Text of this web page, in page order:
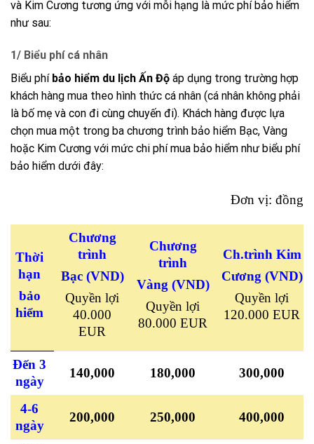
và Kim Cương tương ứng với mỗi hạng là mức phí bảo hiểm
như sau:
1/ Biểu phí cá nhân
Biểu phí bảo hiểm du lịch Ấn Độ áp dụng trong trường hợp
khách hàng mua theo hình thức cá nhân (cá nhân không phải
là bố mẹ và con đi cùng chuyến đi). Khách hàng được lựa
chọn mua một trong ba chương trình bảo hiểm Bạc, Vàng
hoặc Kim Cương với mức chi phí mua bảo hiểm như biểu phí
bảo hiểm dưới đây:
Đơn vị: đồng
Thời
hạn
bảo
hiểm
Chương
trình
Bạc (VND)
Quyền lợi
40.000
EUR
Chương
trình
Vàng (VND)
Quyền lợi
80.000 EUR
Ch.trình Kim
Cương (VND)
Quyền lợi
120.000 EUR
Đến 3
ngày
140,000 180,000 300,000
4-6
ngày
200,000 250,000 400,000